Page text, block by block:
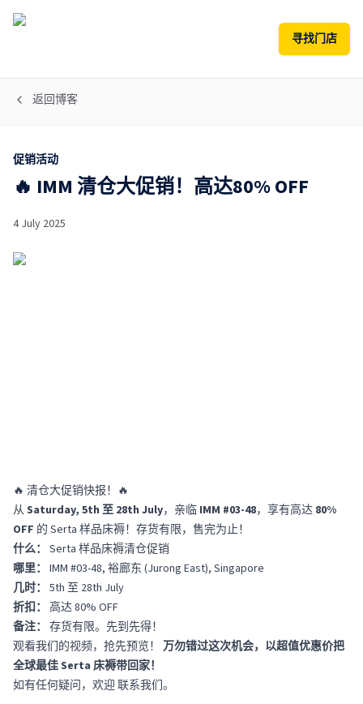
寻找门店
返回博客
促销活动
🔥 IMM 清仓大促销！高达80% OFF
4 July 2025
🔥 清仓大促销快报！🔥
从Saturday, 5th 至 28th July，亲临 IMM #03-48，享有高达 80%
OFF 的 Serta 样品床褥！存货有限，售完为止！
什么： Serta 样品床褥清仓促销
哪里： IMM #03-48, 裕廊东 (Jurong East), Singapore
几时： 5th 至 28th July
折扣： 高达 80% OFF
备注： 存货有限。先到先得！
观看我们的视频，抢先预览！ 万勿错过这次机会，以超值优惠价把
全球最佳 Serta 床褥带回家！
如有任何疑问，欢迎联系我们。